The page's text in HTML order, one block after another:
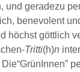
und geradezu
benevolent
höchst göttlich
Tritti(h)n